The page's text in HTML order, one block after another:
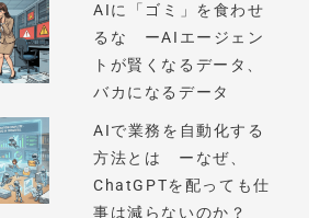
AIに「ゴミ」を食わせ
るな ーAIエージェン
トが賢くなるデータ、
バカになるデータ
AIで業務を自動化する
方法とは ーなぜ、
ChatGPTを配っても仕
事は減らないのか？